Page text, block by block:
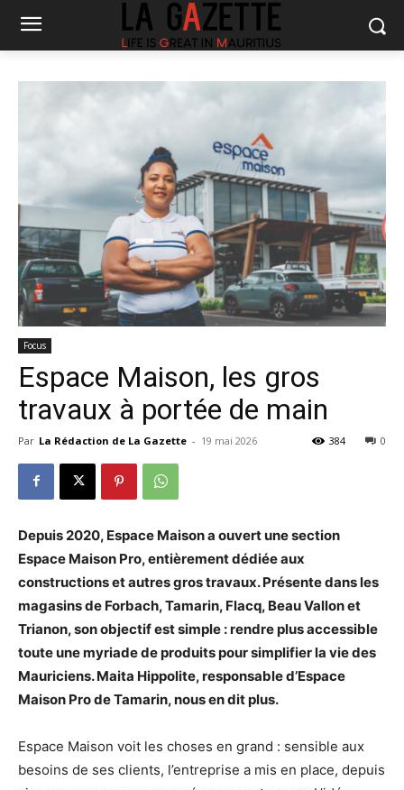
Focus
Espace Maison, les gros
travaux à portée de main
Par La Rédaction de La Gazette - 19 mai 2026 0
384
Depuis 2020, Espace Maison a ouvert une section
Espace Maison Pro, entièrement dédiée aux
constructions et autres gros travaux. Présente dans les
magasins de Forbach, Tamarin, Flacq, Beau Vallon et
Trianon, son objectif est simple : rendre plus accessible
toute une myriade de produits pour simplifier la vie des
Mauriciens. Maita Hippolite, responsable d’Espace
Maison Pro de Tamarin, nous en dit plus.
Espace Maison voit les choses en grand : sensible aux
besoins de ses clients, l’entreprise a mis en place, depuis